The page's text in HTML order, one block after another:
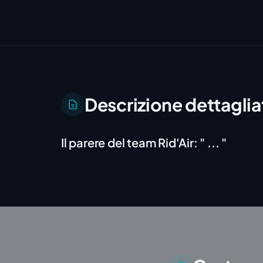
Descrizione
Il parere del team Rid'Air: " ... "